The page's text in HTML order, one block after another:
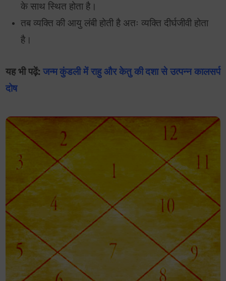
के साथ स्थित होता है।
तब व्यक्ति की आयु लंबी होती है अतः व्यक्ति दीर्घजीवी होता
है।
यह भी पढ़ें: जन्म कुंडली में राहु और केतु की दशा से उत्पन्न कालसर्प
दोष